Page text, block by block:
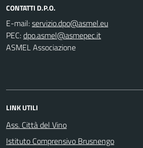
CONTATTI D.P.O.
E-mail:
PEC:
ASMEL Associazione
LINK UTILI
Ass. Città del Vino
Istituto Comprensivo Brusnengo